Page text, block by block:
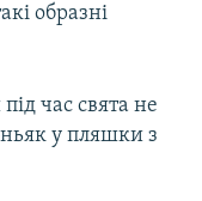
образні
час свята не
у пляшки з